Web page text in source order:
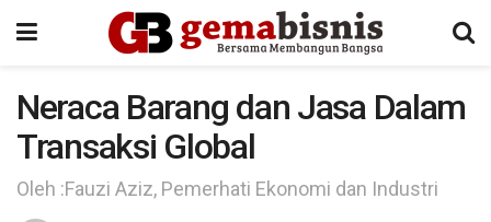
Neraca Barang dan Jasa Dalam
Transaksi Global
Oleh :Fauzi Aziz, Pemerhati Ekonomi dan Industri